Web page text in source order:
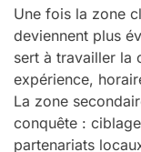
Une fois la zone
deviennent plus
sert à travailler la
expérience,
La zone
conquête :
partenariats